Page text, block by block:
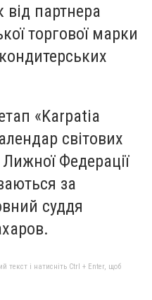
партнера
торгової марки
«Karpatia
світових
Федерації
за
суддя
текст і натисніть Ctrl + Enter, щоб